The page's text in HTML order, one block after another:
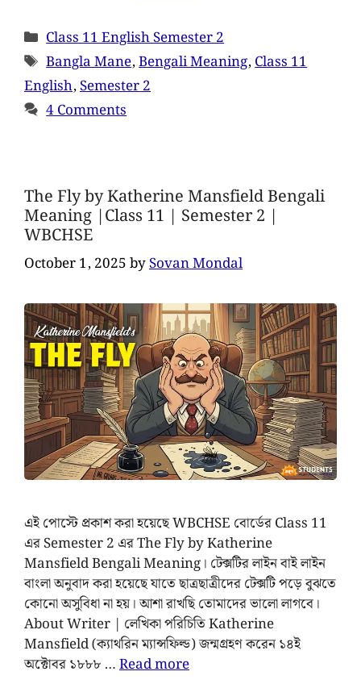
Class 11 English Semester 2
Bangla Mane,Bengali Meaning,Class 11
English,Semester 2
4 Comments
The Fly by Katherine Mansfield Bengali
Meaning |Class 11 | Semester 2 |
WBCHSE
October 1, 2025bySovan Mondal
এই পোস্টে প্রকাশ করা হয়েছে WBCHSE বোর্ডের Class 11
এর ‍Semester 2 এর The Fly by Katherine
Mansfield Bengali Meaning। টেক্সটির লাইন বাই লাইন
বাংলা অনুবাদ করা হয়েছে যাতে ছাত্রছাত্রীদের টেক্সটি পড়ে বুঝতে
কোনো অসুবিধা না হয়। আশা রাখছি তোমাদের ভালো লাগবে।
About Writer | লেখিকা পরিচিতি Katherine
Mansfield (ক্যাথরিন ম্যান্সফিল্ড) জন্মগ্রহণ করেন ১৪ই
অক্টোবর ১৮৮৮ …Read more